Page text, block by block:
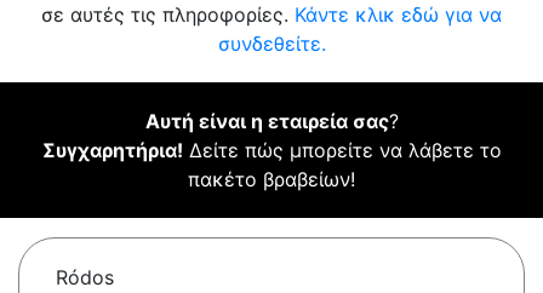
σε αυτές τις πληροφορίες. Κάντε κλικ εδώ για να
συνδεθείτε.
Αυτή είναι η εταιρεία σας?
Συγχαρητήρια! Δείτε πώς μπορείτε να λάβετε το
πακέτο βραβείων!
Ródos